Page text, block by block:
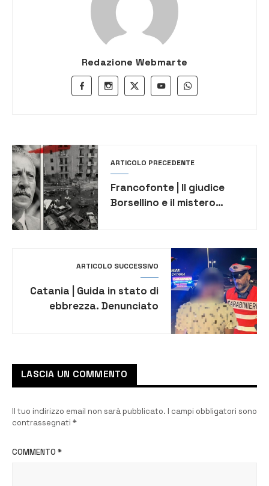
Redazione Webmarte
ARTICOLO PRECEDENTE
Francofonte | Il giudice
Borsellino e il mistero
ARTICOLO SUCCESSIVO
Catania | Guida in stato di
ebbrezza. Denunciato
LASCIA UN COMMENTO
Il tuo indirizzo email non sarà pubblicato. I campi obbligatori sono
contrassegnati *
COMMENTO *